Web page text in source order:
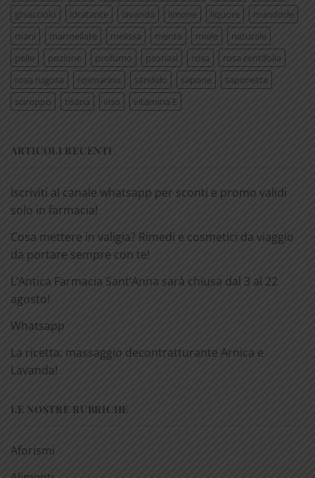
ghiacciolo
idratante lavanda limone liquore
mandorle
mani
marmellate melissa menta miele
naturale
pelle
pozione profumo psoriasi rosa
rosa centifolia
rosa rugosa
rosmarino sandalo sapone
saponetta
sciroppo
tisana viso vitamina E
ARTICOLI RECENTI
Iscriviti al canale whatsapp per sconti e promo validi
solo in farmacia!
Cosa mettere in valigia? Rimedi e cosmetici da viaggio
da portare sempre con te!
L’Antica Farmacia Sant’Anna sarà chiusa dal 3 al 22
agosto!
Whatsapp
La ricetta: massaggio decontratturante Arnica e
Lavanda!
LE NOSTRE RUBRICHE
Aforismi